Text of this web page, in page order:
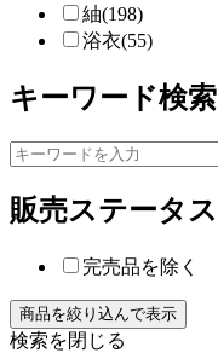
紬(198)
浴衣(55)
キーワード検索
販売ステータス
完売品を除く
検索を閉じる